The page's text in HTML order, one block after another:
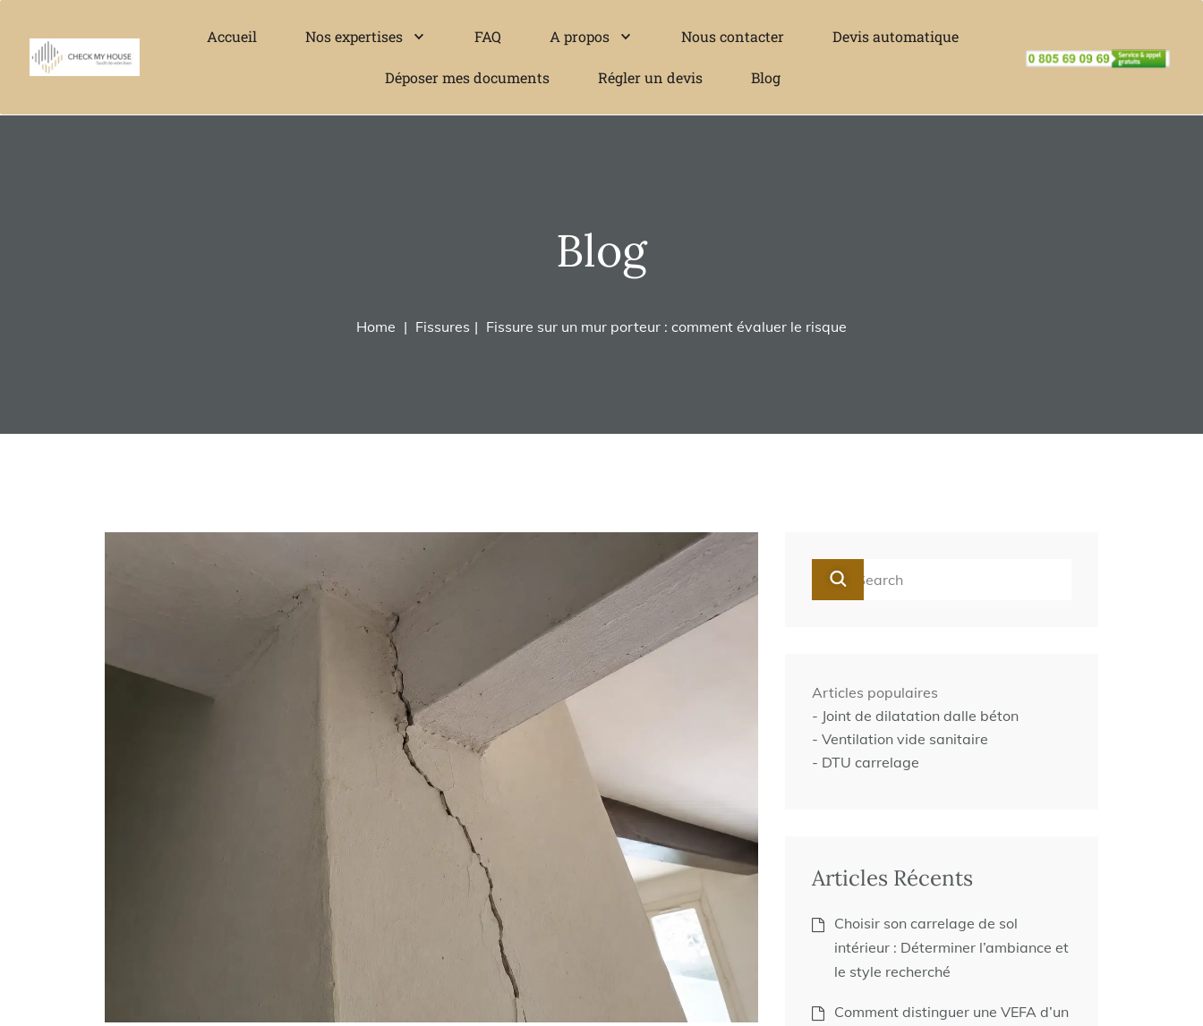
Accueil Nos expertises FAQ A propos Nous contacter Devis automatique
Déposer mes documents Régler un devis Blog
Blog
Home Fissures Fissure sur un mur porteur : comment évaluer le risque
Articles populaires
- Joint de dilatation dalle béton
- Ventilation vide sanitaire
- DTU carrelage
Articles Récents
Choisir son carrelage de sol
intérieur : Déterminer l’ambiance et
le style recherché
Comment distinguer une VEFA d’un